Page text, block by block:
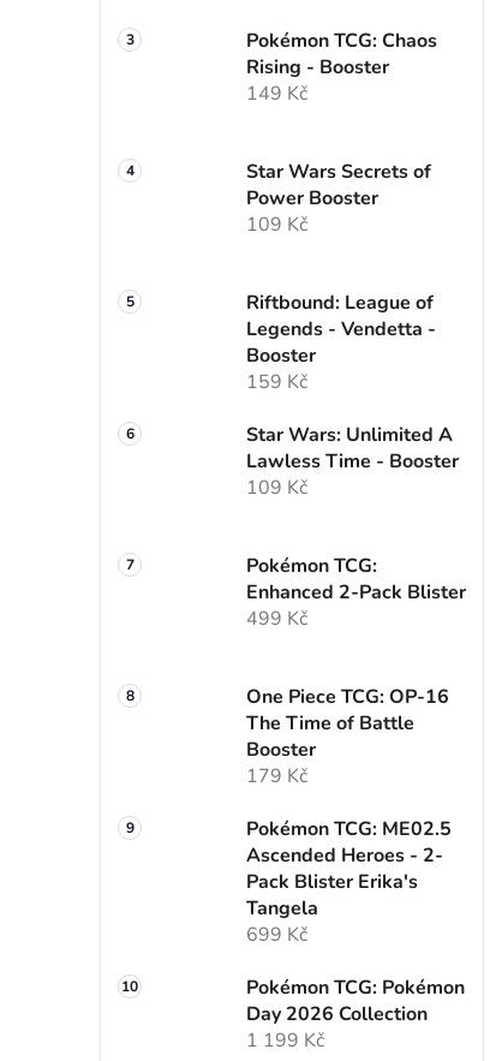
Pokémon TCG: Chaos
Rising - Booster
149 Kč
Star Wars Secrets of
Power Booster
109 Kč
Riftbound: League of
Legends - Vendetta -
Booster
159 Kč
Star Wars: Unlimited A
Lawless Time - Booster
109 Kč
Pokémon TCG:
Enhanced 2-Pack Blister
499 Kč
One Piece TCG: OP-16
The Time of Battle
Booster
179 Kč
Pokémon TCG: ME02.5
Ascended Heroes - 2-
Pack Blister Erika's
Tangela
699 Kč
Pokémon TCG: Pokémon
Day 2026 Collection
1 199 Kč